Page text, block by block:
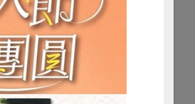
食」。參加者必定收穫滿